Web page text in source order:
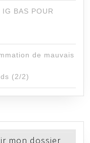
IG BAS POUR
de mauvais
(2/2)
mon dossier